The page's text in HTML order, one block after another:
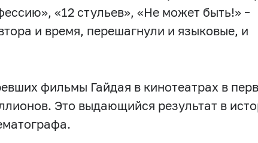
«12 стульев», «Не может быть!» –
и время, перешагнули и языковые, и
фильмы Гайдая в кинотеатрах в
Это выдающийся результат в